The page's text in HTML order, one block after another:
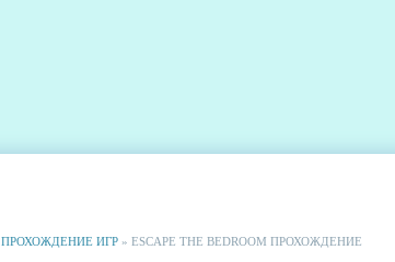
ПРОХОЖДЕНИЕ ИГР » ESCAPE THE BEDROOM ПРОХОЖДЕНИЕ